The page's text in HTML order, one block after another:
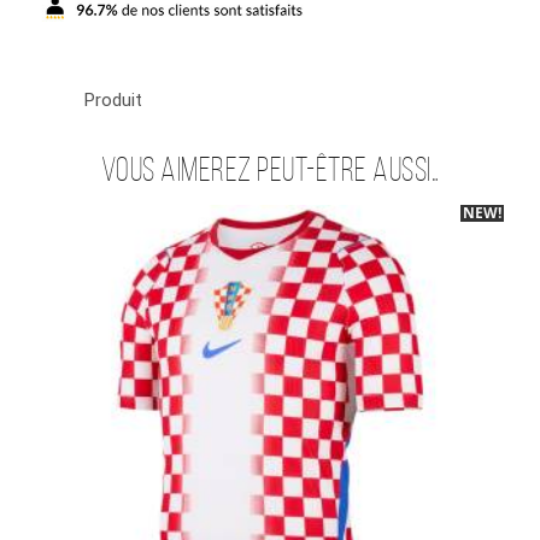
Produit
Vous aimerez peut-être aussi…
-40%
NEW!